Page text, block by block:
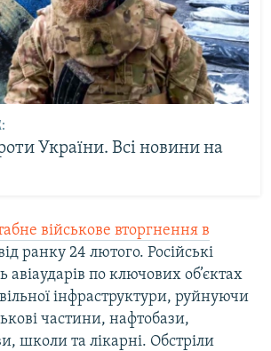
України. Всі новини на
військове вторгнення в
ранку 24 лютого. Російські
авіаударів по ключових об’єктах
інфраструктури, руйнуючи
частини, нафтобази,
школи та лікарні. Обстріли